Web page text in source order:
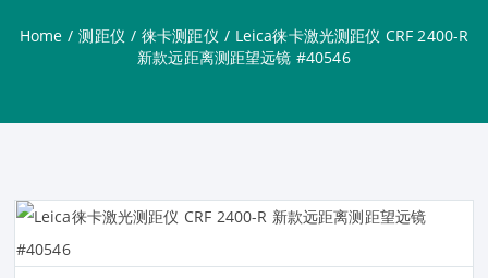
Home / 测距仪 / 徕卡测距仪 / Leica徕卡激光测距仪 CRF 2400-R
新款远距离测距望远镜 #40546